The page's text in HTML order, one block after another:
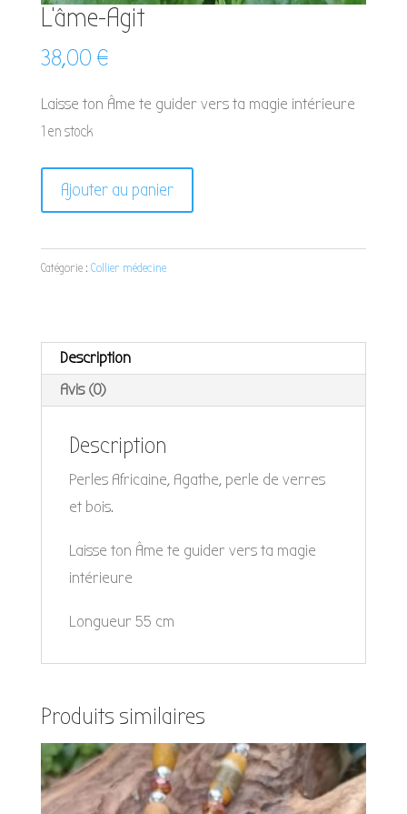
L’âme-Agit
38,00 €
Laisse ton Âme te guider vers ta magie intérieure
1 en stock
quantité
de
Agit
Ajouter au panier
Catégorie : Collier médecine
Description
Avis (0)
Description
Perles Africaine, Agathe, perle de verres
et bois.
Laisse ton Âme te guider vers ta magie
intérieure
Longueur 55 cm
Produits similaires